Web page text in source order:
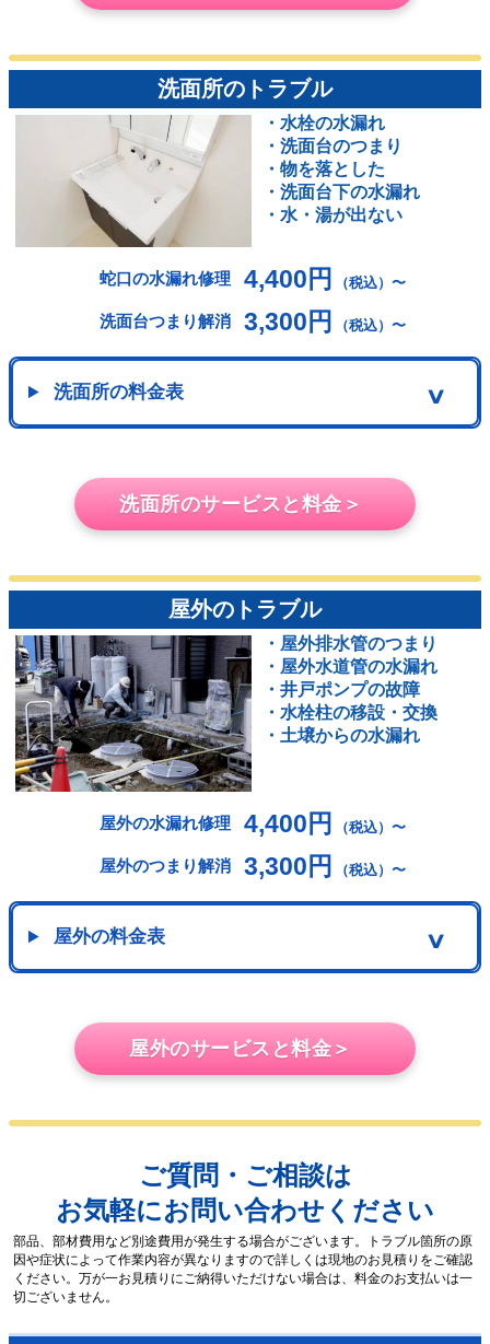
洗面所のトラブル
・水栓の水漏れ
・洗面台のつまり
・物を落とした
・洗面台下の水漏れ
・水・湯が出ない
蛇口の水漏れ修理 4,400円 （税込）〜
洗面台つまり解消 3,300円 （税込）〜
洗面所の料金表 ∨
洗面所のサービスと料金＞
屋外のトラブル
・屋外排水管のつまり
・屋外水道管の水漏れ
・井戸ポンプの故障
・水栓柱の移設・交換
・土壌からの水漏れ
屋外の水漏れ修理 4,400円 （税込）〜
屋外のつまり解消 3,300円 （税込）〜
屋外の料金表 ∨
屋外のサービスと料金＞
ご質問・ご相談は
お気軽にお問い合わせください
部品、部材費用など別途費用が発生する場合がございます。トラブル箇所の原
因や症状によって作業内容が異なりますので詳しくは現地のお見積りをご確認
ください。万が一お見積りにご納得いただけない場合は、料金のお支払いは一
切ございません。